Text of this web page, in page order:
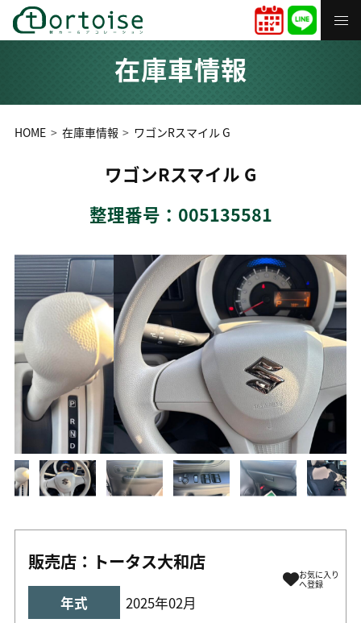
在庫車情報
HOME 在庫車情報 ワゴンRスマイル G
ワゴンRスマイル G
整理番号：005135581
販売店：トータス大和店
お気に入り
へ登録
年式 2025年02月